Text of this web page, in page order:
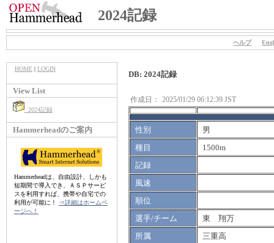
2024記録
ヘルプ
HOME| LOGIN
View List
2024記録
Hammerheadのご案内
Hammerheadは、自由設計、しかも
短期間で導入でき、ＡＳＰサービ
スを利用すれば、携帯や自宅での
利用が可能に！
⇒詳細はホームペ
ージへ！
DB: 2024記録
作成日： 2025/01/29 06:12:39 JST
性別
男
種目
1500m
記録
風速
順位
選手/チーム
東 翔万
所属
三重高